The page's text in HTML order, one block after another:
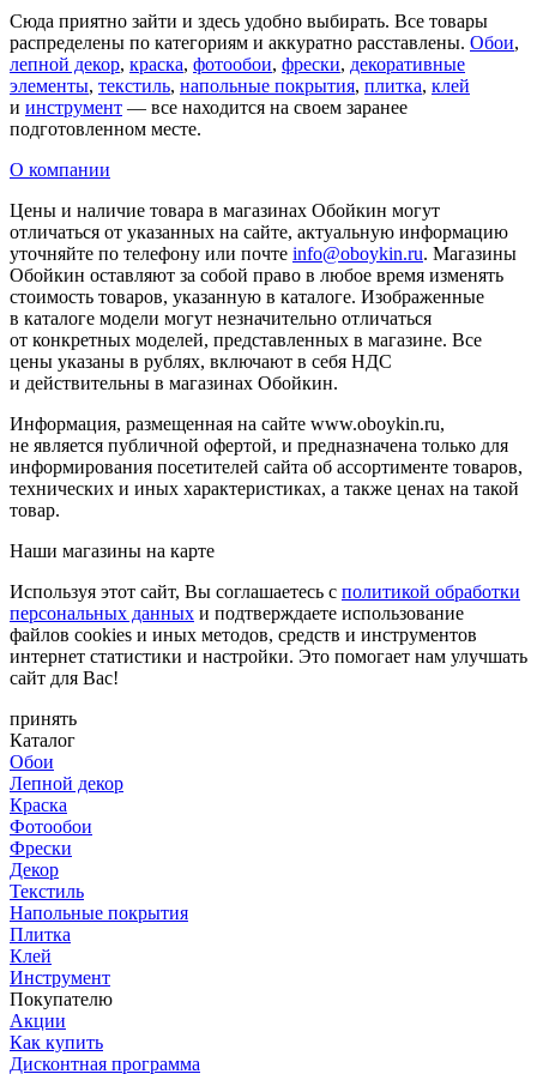
Сюда приятно зайти и здесь удобно выбирать. Все товары
распределены по категориям и аккуратно расставлены. Обои,
лепной декор, краска, фотообои, фрески, декоративные
элементы, текстиль, напольные покрытия, плитка, клей
и инструмент — все находится на своем заранее
подготовленном месте.
О компании
Цены и наличие товара в магазинах Обойкин могут
отличаться от указанных на сайте, актуальную информацию
уточняйте по телефону или почте info@oboykin.ru. Магазины
Обойкин оставляют за собой право в любое время изменять
стоимость товаров, указанную в каталоге. Изображенные
в каталоге модели могут незначительно отличаться
от конкретных моделей, представленных в магазине. Все
цены указаны в рублях, включают в себя НДС
и действительны в магазинах Обойкин.
Информация, размещенная на сайте www.oboykin.ru,
не является публичной офертой, и предназначена только для
информирования посетителей сайта об ассортименте товаров,
технических и иных характеристиках, а также ценах на такой
товар.
Наши магазины на карте
Используя этот сайт, Вы соглашаетесь с политикой обработки
персональных данных и подтверждаете использование
файлов cookies и иных методов, средств и инструментов
интернет статистики и настройки. Это помогает нам улучшать
сайт для Вас!
принять
Каталог
Обои
Лепной декор
Краска
Фотообои
Фрески
Декор
Текстиль
Напольные покрытия
Плитка
Клей
Инструмент
Покупателю
Акции
Как купить
Дисконтная программа